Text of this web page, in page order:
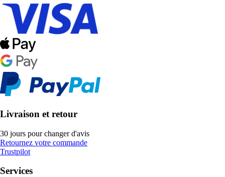
Livraison et retour
30 jours pour changer d'avis
Retournez votre commande
Trustpilot
Services